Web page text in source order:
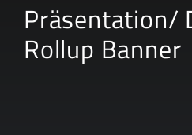
Präsentation/
Rollup Banner